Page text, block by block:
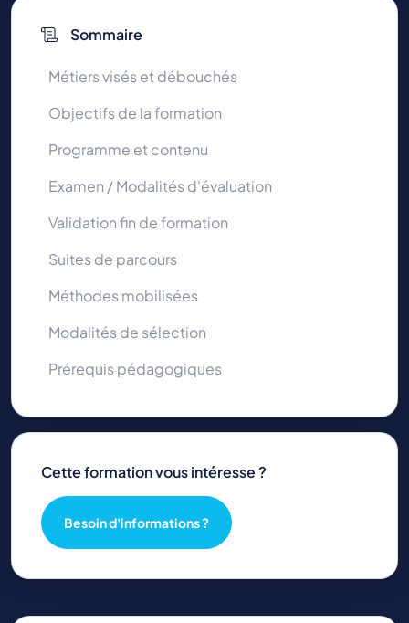
Sommaire
Métiers visés et débouchés
Objectifs de la formation
Programme et contenu
Examen / Modalités d'évaluation
Validation fin de formation
Suites de parcours
Méthodes mobilisées
Modalités de sélection
Prérequis pédagogiques
Cette formation vous intéresse ?
Besoin d'informations ?